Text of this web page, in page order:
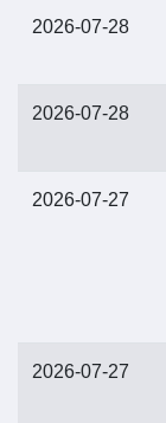
2026-07-28
2026-07-28
2026-07-27
2026-07-27